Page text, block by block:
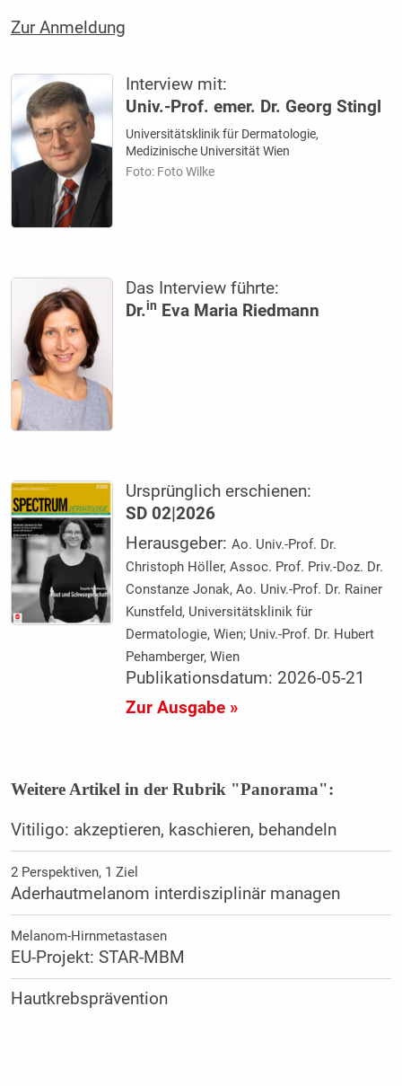
Zur Anmeldung
Interview mit:
Univ.-Prof. emer. Dr. Georg Stingl
Universitätsklinik für Dermatologie,
Medizinische Universität Wien
Foto: Foto Wilke
Das Interview führte:
Dr.in Eva Maria Riedmann
Ursprünglich erschienen:
SD 02|2026
Herausgeber:Ao. Univ.-Prof. Dr.
Christoph Höller, Assoc. Prof. Priv.-Doz. Dr.
Constanze Jonak, Ao. Univ.-Prof. Dr. Rainer
Kunstfeld, Universitätsklinik für
Dermatologie, Wien; Univ.-Prof. Dr. Hubert
Pehamberger, Wien
Publikationsdatum: 2026-05-21
Zur Ausgabe »
Weitere Artikel in der Rubrik "Panorama":
Vitiligo: akzeptieren, kaschieren, behandeln
2 Perspektiven, 1 Ziel
Aderhautmelanom interdisziplinär managen
Melanom-Hirnmetastasen
EU-Projekt: STAR-MBM
Hautkrebsprävention